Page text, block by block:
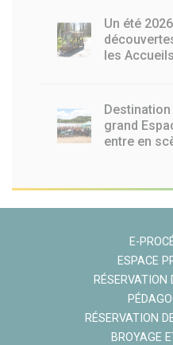
Un été
les
Destination
grand
entre en
E-
ESPACE
RÉSERVATION
RÉSERVATION
BROYAGE